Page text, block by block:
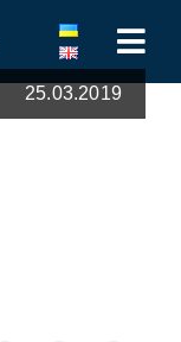
25.03.2019